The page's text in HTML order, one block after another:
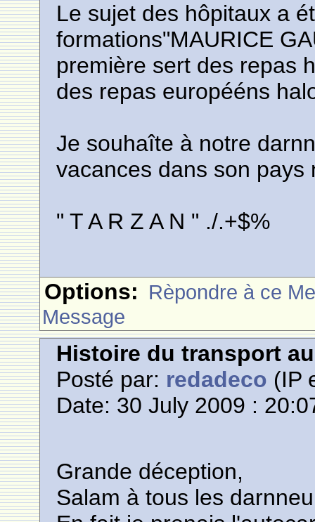
Le sujet des hôpitaux a
formations"MAURICE
première sert des repas
des repas europééns
Je souhaîte à notre
vacances dans son pays
" T A R Z A N " ./.+$%
Options: Rèpondre à ce
Message
Histoire du transport
Posté par: redadeco (IP
Date: 30 July 2009 :
Grande déception,
Salam à tous les